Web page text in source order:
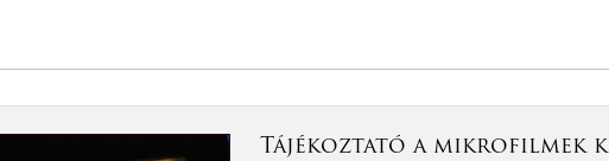
Tájékoztató a mikrofilmek